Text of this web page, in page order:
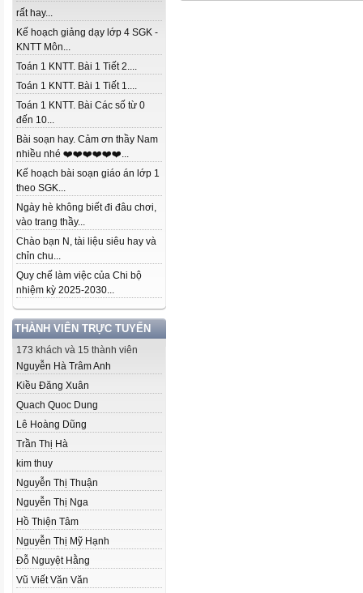
rất hay...
Kế hoạch giảng dạy lớp 4 SGK -
KNTT Môn...
Toán 1 KNTT. Bài 1 Tiết 2....
Toán 1 KNTT. Bài 1 Tiết 1....
Toán 1 KNTT. Bài Các số từ 0
đến 10...
Bài soạn hay. Cảm ơn thầy Nam
nhiều nhé ❤️❤️❤️❤️❤️❤️...
Kế hoạch bài soạn giáo án lớp 1
theo SGK...
Ngày hè không biết đi đâu chơi,
vào trang thầy...
Chào bạn N, tài liệu siêu hay và
chỉn chu...
Quy chế làm việc của Chi bộ
nhiệm kỳ 2025-2030...
THÀNH VIÊN TRỰC TUYẾN
173 khách và 15 thành viên
Nguyễn Hà Trâm Anh
Kiều Đăng Xuân
Quach Quoc Dung
Lê Hoàng Dũng
Trần Thị Hà
kim thuy
Nguyễn Thị Thuận
Nguyễn Thị Nga
Hồ Thiện Tâm
Nguyễn Thị Mỹ Hạnh
Đỗ Nguyệt Hằng
Vũ Viết Văn Văn